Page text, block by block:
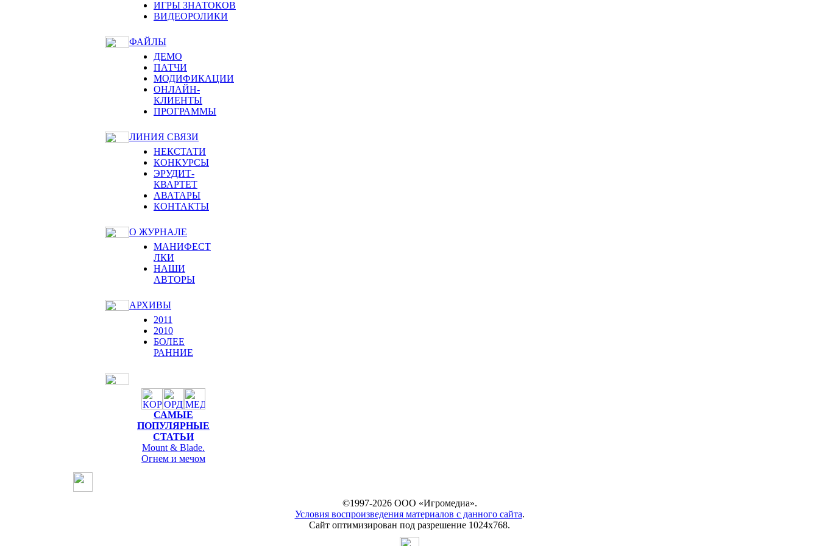
ИГРЫ ЗНАТОКОВ
ВИДЕОРОЛИКИ
ФАЙЛЫ
ДЕМО
ПАТЧИ
МОДИФИКАЦИИ
ОНЛАЙН-
КЛИЕНТЫ
ПРОГРАММЫ
ЛИНИЯ СВЯЗИ
НЕКСТАТИ
КОНКУРСЫ
ЭРУДИТ-
КВАРТЕТ
АВАТАРЫ
КОНТАКТЫ
О ЖУРНАЛЕ
МАНИФЕСТ
ЛКИ
НАШИ
АВТОРЫ
АРХИВЫ
2011
2010
БОЛЕЕ
РАННИЕ
САМЫЕ
ПОПУЛЯРНЫЕ
СТАТЬИ
Mount & Blade.
Огнем и мечом
©1997-2026 ООО «Игромедиа».
Условия воспроизведения материалов с данного сайта.
Сайт оптимизирован под разрешение 1024х768.